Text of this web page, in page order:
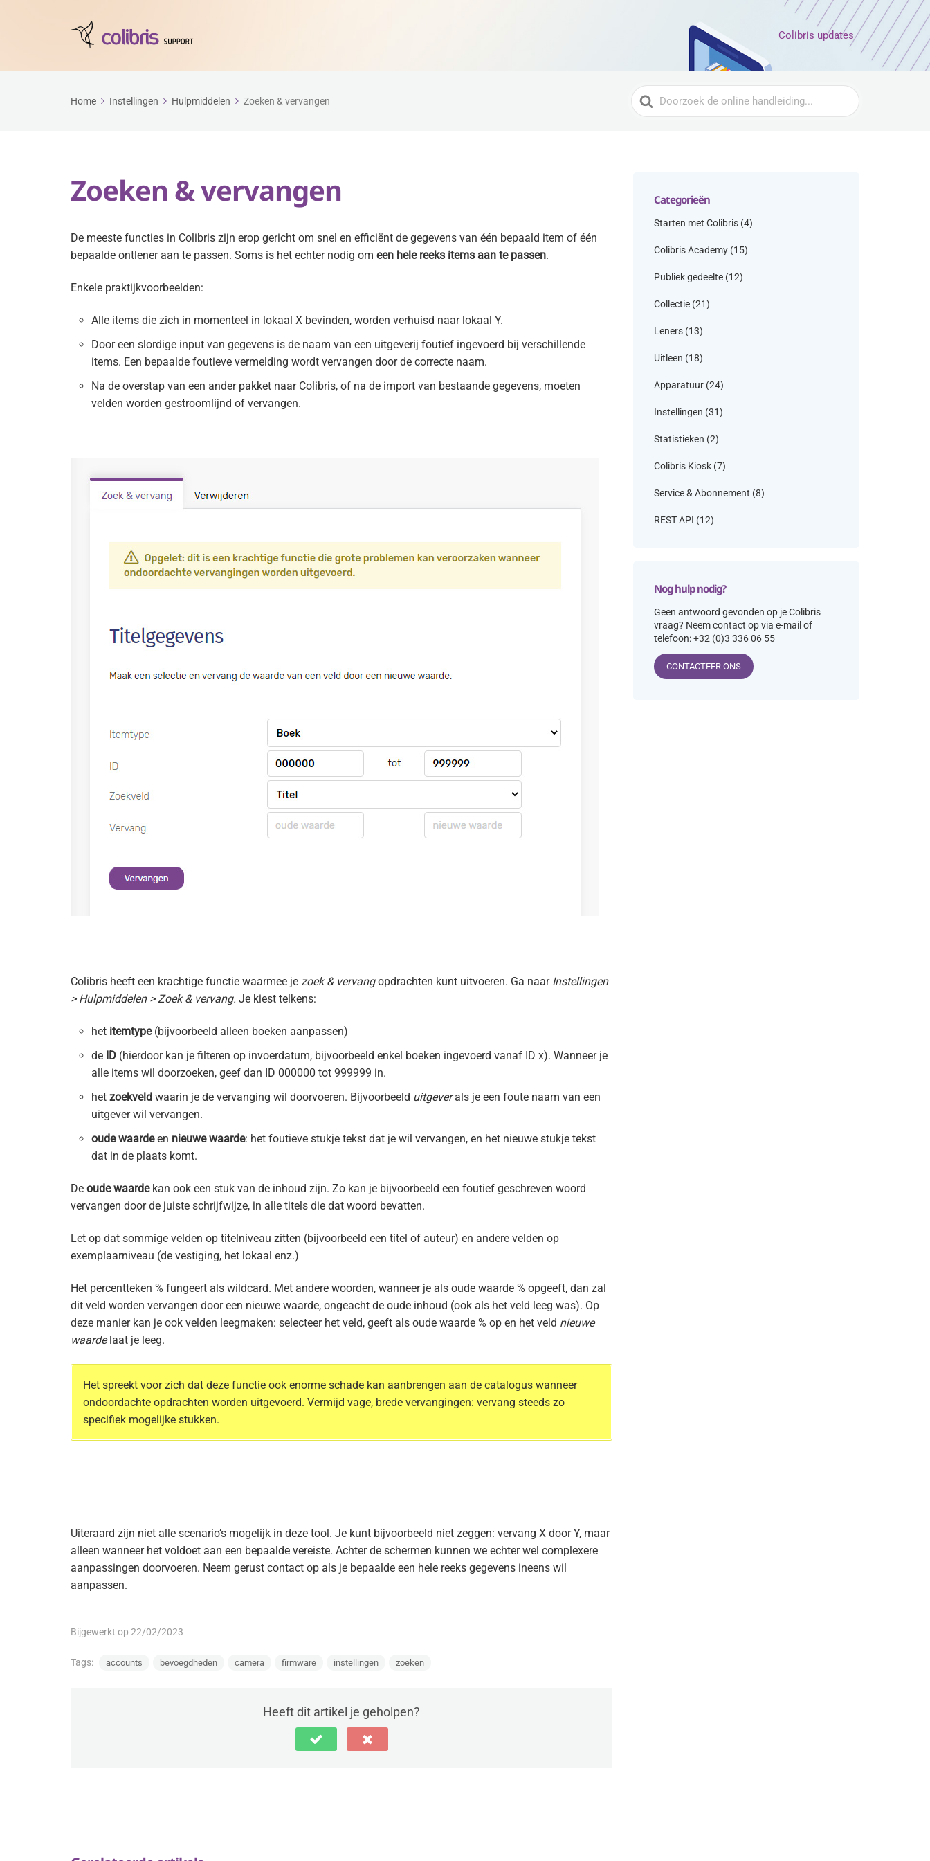
Colibris updates
Home Instellingen Hulpmiddelen Zoeken & vervangen
Zoeken
naar
Zoeken & vervangen
De meeste functies in Colibris zijn erop gericht om snel en efficiënt de gegevens van één bepaald item of één
bepaalde ontlener aan te passen. Soms is het echter nodig om een hele reeks items aan te passen.
Enkele praktijkvoorbeelden:
Alle items die zich in momenteel in lokaal X bevinden, worden verhuisd naar lokaal Y.
Door een slordige input van gegevens is de naam van een uitgeverij foutief ingevoerd bij verschillende
items. Een bepaalde foutieve vermelding wordt vervangen door de correcte naam.
Na de overstap van een ander pakket naar Colibris, of na de import van bestaande gegevens, moeten
velden worden gestroomlijnd of vervangen.
Colibris heeft een krachtige functie waarmee je zoek & vervangopdrachten kunt uitvoeren. Ga naar Instellingen
> Hulpmiddelen > Zoek & vervang. Je kiest telkens:
het itemtype (bijvoorbeeld alleen boeken aanpassen)
de ID (hierdoor kan je filteren op invoerdatum, bijvoorbeeld enkel boeken ingevoerd vanaf ID x). Wanneer je
alle items wil doorzoeken, geef dan ID 000000 tot 999999 in.
het zoekveld waarin je de vervanging wil doorvoeren. Bijvoorbeeld uitgeverals je een foute naam van een
uitgever wil vervangen.
oude waardeen nieuwe waarde: het foutieve stukje tekst dat je wil vervangen, en het nieuwe stukje tekst
dat in de plaats komt.
De oude waardekan ook een stuk van de inhoud zijn. Zo kan je bijvoorbeeld een foutief geschreven woord
vervangen door de juiste schrijfwijze, in alle titels die dat woord bevatten.
Let op dat sommige velden op titelniveau zitten (bijvoorbeeld een titel of auteur) en andere velden op
exemplaarniveau (de vestiging, het lokaal enz.)
Het percentteken % fungeert als wildcard. Met andere woorden, wanneer je als oude waarde % opgeeft, dan zal
dit veld worden vervangen door een nieuwe waarde, ongeacht de oude inhoud (ook als het veld leeg was). Op
deze manier kan je ook velden leegmaken: selecteer het veld, geeft als oude waarde % op en het veld nieuwe
waardelaat je leeg.
Het spreekt voor zich dat deze functie ook enorme schade kan aanbrengen aan de catalogus wanneer
ondoordachte opdrachten worden uitgevoerd. Vermijd vage, brede vervangingen: vervang steeds zo
specifiek mogelijke stukken.
Uiteraard zijn niet alle scenario’s mogelijk in deze tool. Je kunt bijvoorbeeld niet zeggen: vervang X door Y, maar
alleen wanneer het voldoet aan een bepaalde vereiste. Achter de schermen kunnen we echter wel complexere
aanpassingen doorvoeren. Neem gerust contact op als je bepaalde een hele reeks gegevens ineens wil
aanpassen.
Bijgewerkt op 22/02/2023
Tags: accounts bevoegdheden camera firmware instellingen zoeken
Heeft dit artikel je geholpen?
Categorieën
Starten met Colibris (4)
Colibris Academy (15)
Publiek gedeelte (12)
Collectie (21)
Leners (13)
Uitleen (18)
Apparatuur (24)
Instellingen (31)
Statistieken (2)
Colibris Kiosk (7)
Service & Abonnement (8)
REST API (12)
Nog hulp nodig?
Geen antwoord gevonden op je Colibris
vraag? Neem contact op via e-mail of
telefoon: +32 (0)3 336 06 55
CONTACTEER ONS